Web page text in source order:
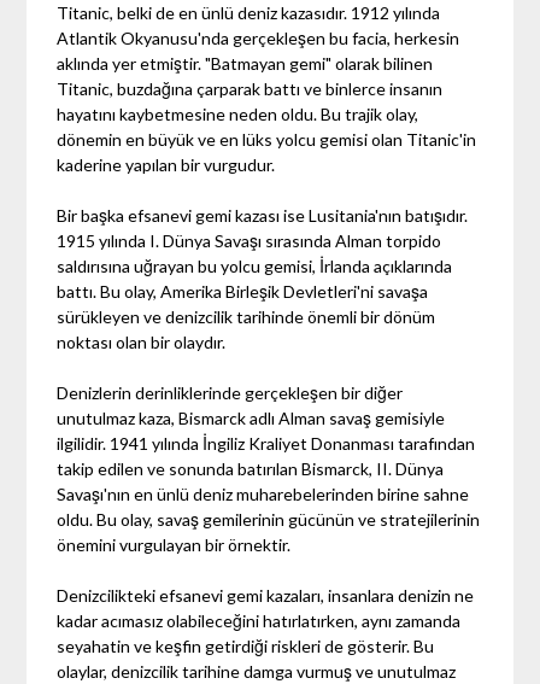
Titanic, belki de en ünlü deniz kazasıdır. 1912 yılında
Atlantik Okyanusu'nda gerçekleşen bu facia, herkesin
aklında yer etmiştir. "Batmayan gemi" olarak bilinen
Titanic, buzdağına çarparak battı ve binlerce insanın
hayatını kaybetmesine neden oldu. Bu trajik olay,
dönemin en büyük ve en lüks yolcu gemisi olan Titanic'in
kaderine yapılan bir vurgudur.
Bir başka efsanevi gemi kazası ise Lusitania'nın batışıdır.
1915 yılında I. Dünya Savaşı sırasında Alman torpido
saldırısına uğrayan bu yolcu gemisi, İrlanda açıklarında
battı. Bu olay, Amerika Birleşik Devletleri'ni savaşa
sürükleyen ve denizcilik tarihinde önemli bir dönüm
noktası olan bir olaydır.
Denizlerin derinliklerinde gerçekleşen bir diğer
unutulmaz kaza, Bismarck adlı Alman savaş gemisiyle
ilgilidir. 1941 yılında İngiliz Kraliyet Donanması tarafından
takip edilen ve sonunda batırılan Bismarck, II. Dünya
Savaşı'nın en ünlü deniz muharebelerinden birine sahne
oldu. Bu olay, savaş gemilerinin gücünün ve stratejilerinin
önemini vurgulayan bir örnektir.
Denizcilikteki efsanevi gemi kazaları, insanlara denizin ne
kadar acımasız olabileceğini hatırlatırken, aynı zamanda
seyahatin ve keşfin getirdiği riskleri de gösterir. Bu
olaylar, denizcilik tarihine damga vurmuş ve unutulmaz